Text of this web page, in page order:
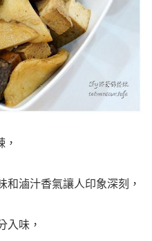
和滷汁香氣讓人印象深刻，
入味，